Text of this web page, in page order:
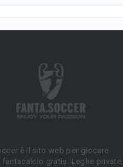
è il sito web per giocare
fantacalcio gratis. Leghe private,